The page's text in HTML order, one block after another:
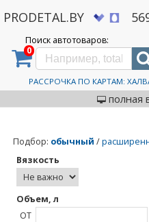
PRODETAL.BY
Поиск автотоваров:
0
РАССРОЧКА ПО КАРТАМ:
полная
Дискаунтер автозапчастей PRODETAL.BY >
Моторные масла ilsac
Подбор: обычный /
Вязкость
Объем, л
ОТ